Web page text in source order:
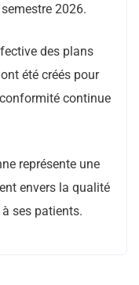
2026.
des plans
été créés pour
continue
représente une
envers la qualité
ses patients.